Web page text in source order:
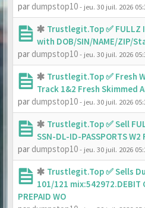
par dumpstop10- jeu. 30 juil. 2026
Trustlegit.Top ✅ FULLZ
with DOB/SIN/NAME/ZIP/
par dumpstop10- jeu. 30 juil. 2026
Trustlegit.Top ✅ Fresh
Track 1&2 Fresh Skimmed
par dumpstop10- jeu. 30 juil. 2026
Trustlegit.Top ✅ Sell
SSN-DL-ID-PASSPORTS W2
par dumpstop10- jeu. 30 juil. 2026
Trustlegit.Top ✅ Sells
101/121 mix:542972.DEBIT
PREPAID WO